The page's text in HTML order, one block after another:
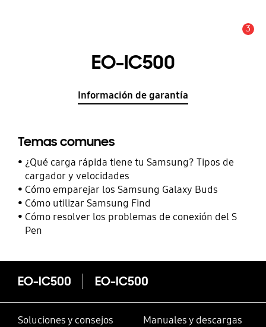
3
EO-IC500
Información de garantía
Temas comunes
¿Qué carga rápida tiene tu Samsung? Tipos de
cargador y velocidades
Cómo emparejar los Samsung Galaxy Buds
Cómo utilizar Samsung Find
Cómo resolver los problemas de conexión del S
Pen
EO-IC500 EO-IC500
Soluciones y consejos Manuales y descargas